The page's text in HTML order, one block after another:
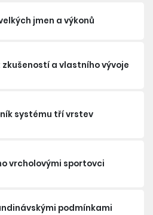
jmen a výkonů
zkušeností a vlastního vývoje
systému tří vrstev
vrcholovými sportovci
podmínkami